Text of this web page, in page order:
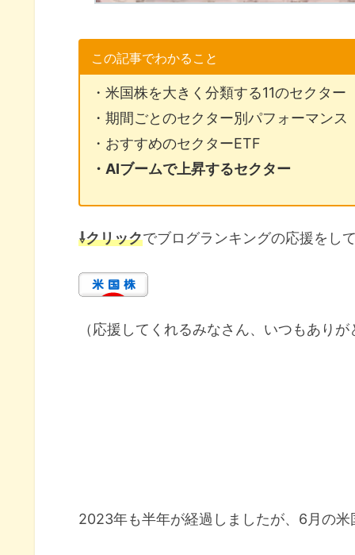
この記事でわかること
・米国株を大きく分類する11のセクター
・期間ごとのセクター別パフォーマンス
・おすすめのセクターETF
・AIブームで上昇するセクター
⇩クリックでブログランキングの応援をし
（応援してくれるみなさん、いつもあり
2023年も半年が経過しましたが、6月の